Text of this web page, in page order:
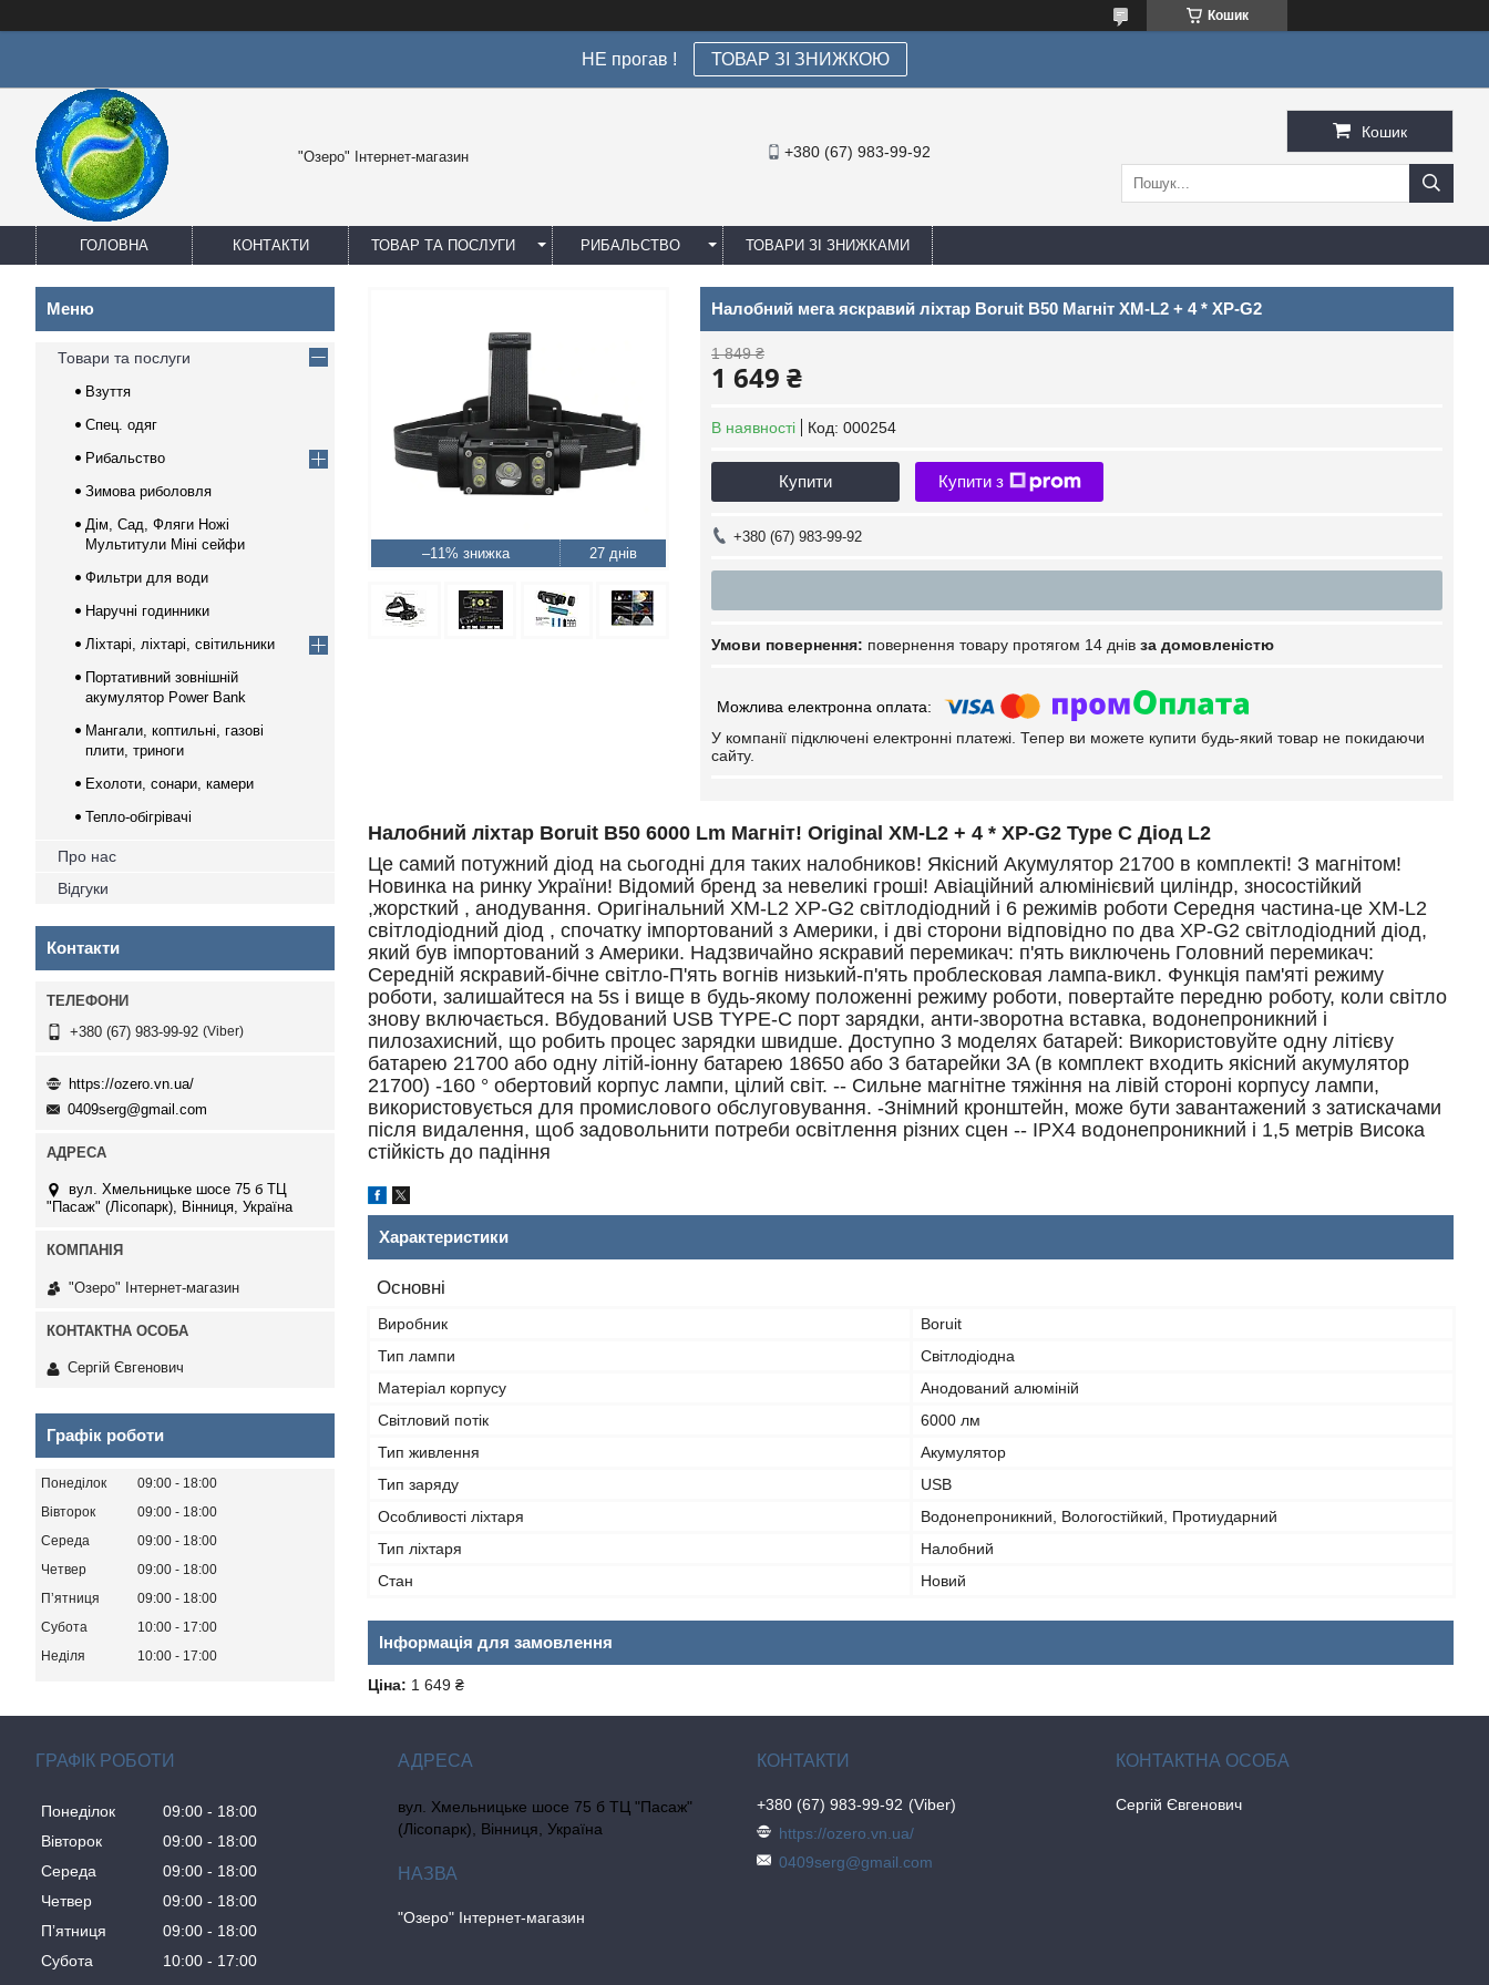
Кошик
НЕ прогав ! ТОВАР ЗІ ЗНИЖКОЮ
"Озеро" Інтернет-магазин +380 (67) 983-99-92
Кошик
ГОЛОВНА КОНТАКТИ ТОВАР ТА ПОСЛУГИ РИБАЛЬСТВО ТОВАРИ ЗІ ЗНИЖКАМИ
–11% 27 днів
Налобний мега яскравий ліхтар Boruit B50 Магніт XM-L2 + 4 * XP-G2
1 849 ₴
1 649 ₴
В наявності Код: 000254
Купити Купити з
+380 (67) 983-99-92
повернення товару протягом 14 днів за домовленістю
У компанії підключені електронні платежі. Тепер ви можете купити будь-який товар не покидаючи
сайту.
Налобний ліхтар Boruit B50 6000 Lm Магніт! Original XM-L2 + 4 * XP-G2 Type C Діод L2
Це самий потужний діод на сьогодні для таких налобников! Якісний Акумулятор 21700 в комплекті! З магнітом!
Новинка на ринку України! Відомий бренд за невеликі гроші! Авіаційний алюмінієвий циліндр, зносостійкий
,жорсткий , анодування. Оригінальний XM-L2 XP-G2 світлодіодний і 6 режимів роботи Середня частина-це XM-L2
світлодіодний діод , спочатку імпортований з Америки, і дві сторони відповідно по два XP-G2 світлодіодний діод,
який був імпортований з Америки. Надзвичайно яскравий перемикач: п'ять виключень Головний перемикач:
Середній яскравий-бічне світло-П'ять вогнів низький-п'ять проблесковая лампа-викл. Функція пам'яті режиму
роботи, залишайтеся на 5s і вище в будь-якому положенні режиму роботи, повертайте передню роботу, коли світло
знову включається. Вбудований USB TYPE-C порт зарядки, анти-зворотна вставка, водонепроникний і
пилозахисний, що робить процес зарядки швидше. Доступно 3 моделях батарей: Використовуйте одну літієву
батарею 21700 або одну літій-іонну батарею 18650 або 3 батарейки 3A (в комплект входить якісний акумулятор
21700) -160 ° обертовий корпус лампи, цілий світ. -- Сильне магнітне тяжіння на лівій стороні корпусу лампи,
використовується для промислового обслуговування. -Знімний кронштейн, може бути завантажений з затискачами
після видалення, щоб задовольнити потреби освітлення різних сцен -- IPX4 водонепроникний і 1,5 метрів Висока
стійкість до падіння
Характеристики
Основні
Виробник
Boruit
Тип лампи
Світлодіодна
Матеріал корпусу
Анодований алюміній
Світловий потік
6000 лм
Тип живлення
Акумулятор
Тип заряду
USB
Особливості ліхтаря
Водонепроникний, Вологостійкий, Протиударний
Тип ліхтаря
Налобний
Стан
Новий
Інформація для замовлення
Ціна: 1 649 ₴
Товари та послуги
Взуття
Спец. одяг
Рибальство
Зимова риболовля
Дім, Сад, Фляги Ножі
Мультитули Міні сейфи
Фильтри для води
Наручні годинники
Ліхтарі, ліхтарі, світильники
Портативний зовнішній
акумулятор Power Bank
Мангали, коптильні, газові
плити, триноги
Ехолоти, сонари, камери
Тепло-обігрівачі
Про нас
Відгуки
Контакти
+380 (67) 983-99-92 Viber
https://ozero.vn.ua/
0409serg@gmail.com
вул. Хмельницьке шосе 75 б ТЦ
"Пасаж" (Лісопарк), Вінниця, Україна
"Озеро" Інтернет-магазин
Сергій Євгенович
Графік роботи
Понеділок 09:00
18:00
Вівторок
09:00
18:00
Середа
09:00
18:00
Четвер
09:00
18:00
Пʼятниця
09:00
18:00
Субота
10:00
17:00
Неділя
10:00 17:00
ГРАФІК РОБОТИ
Понеділок 09:00
18:00
Вівторок
09:00
18:00
Середа
09:00
18:00
Четвер
09:00
18:00
Пʼятниця
09:00
18:00
Субота
10:00
17:00
вул. Хмельницьке шосе 75 б ТЦ "Пасаж"
(Лісопарк), Вінниця, Україна
"Озеро" Інтернет-магазин
+380 (67) 983-99-92
Viber
https://ozero.vn.ua/
0409serg@gmail.com
Сергій Євгенович